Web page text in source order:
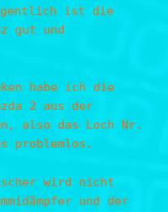
ist die
gut und
habe ich die
2 aus der
also das Loch Nr.
problemlos.
wird nicht
und der